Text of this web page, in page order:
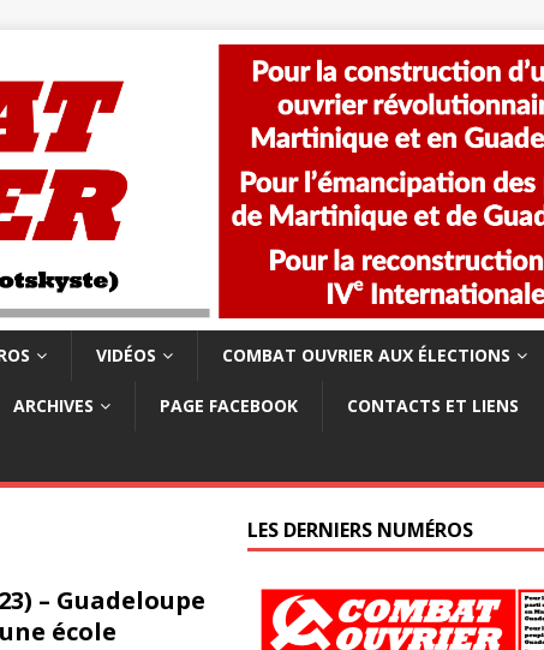
VIDÉOS COMBAT OUVRIER AUX ÉLECTIONS
ARCHIVES PAGE FACEBOOK CONTACTS ET LIENS
– Guadeloupe
école
LES DERNIERS NUMÉROS